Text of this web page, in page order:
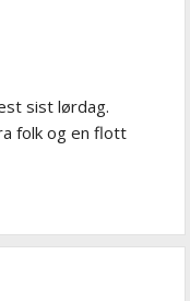
sist lørdag.
folk og en flott